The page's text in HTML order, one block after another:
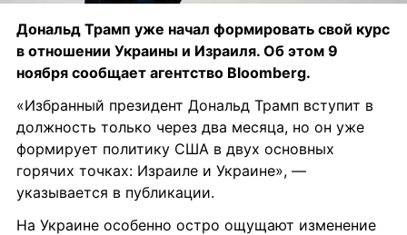
Дональд Трамп уже начал формировать свой курс
в отношении Украины и Израиля. Об этом 9
ноября сообщает агентство Bloomberg.
«Избранный президент Дональд Трамп вступит в
должность только через два месяца, но он уже
формирует политику США в двух основных
горячих точках: Израиле и Украине», —
указывается в публикации.
На Украине особенно остро ощущают изменение